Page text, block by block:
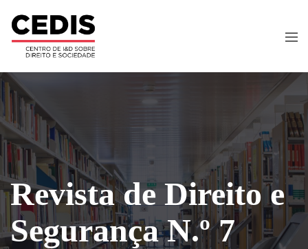
Revista de Direito e
Segurança N.º 7